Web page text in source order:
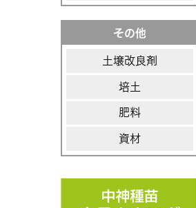
その他
土壌改良剤
培土
肥料
資材